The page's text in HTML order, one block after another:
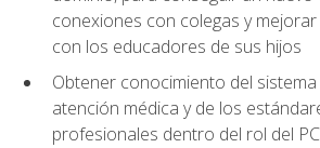
conexiones con colegas y
con los educadores de sus hijos
Obtener conocimiento del
atención médica y de los
profesionales dentro del rol del